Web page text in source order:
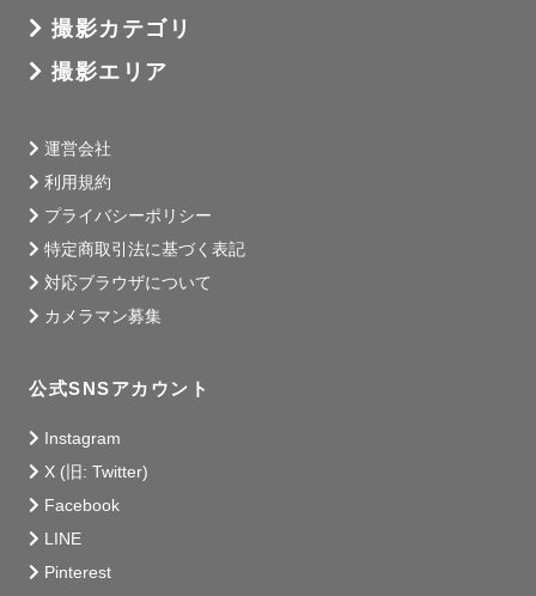
撮影カテゴリ
撮影エリア
運営会社
利用規約
プライバシーポリシー
特定商取引法に基づく表記
対応ブラウザについて
カメラマン募集
公式SNSアカウント
Instagram
X (旧: Twitter)
Facebook
LINE
Pinterest